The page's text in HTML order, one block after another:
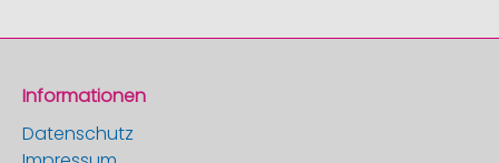
Informationen
Datenschutz